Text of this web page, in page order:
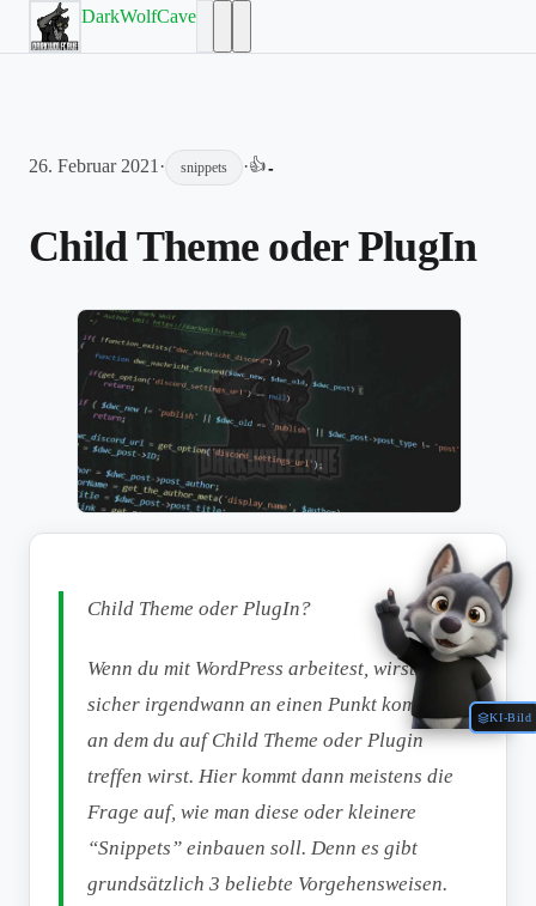
DarkWolfCave
26. Februar 2021 · snippets ·👍-
Child Theme oder PlugIn
KI-Bild
Child Theme oder PlugIn?
Wenn du mit WordPress arbeitest, wirst du
sicher irgendwann an einen Punkt kommen,
an dem du auf Child Theme oder Plugin
treffen wirst. Hier kommt dann meistens die
Frage auf, wie man diese oder kleinere
“Snippets” einbauen soll. Denn es gibt
grundsätzlich 3 beliebte Vorgehensweisen.